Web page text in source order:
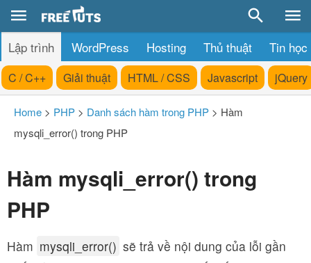
Lập trình WordPress Hosting Thủ thuật Tin học
C / C++ Giải thuật HTML / CSS Javascript jQuery
Home > PHP > Danh sách hàm trong PHP > Hàm
mysqli_error() trong PHP
Hàm mysqli_error() trong
PHP
Hàm mysqli_error() sẽ trả về nội dung của lỗi gần